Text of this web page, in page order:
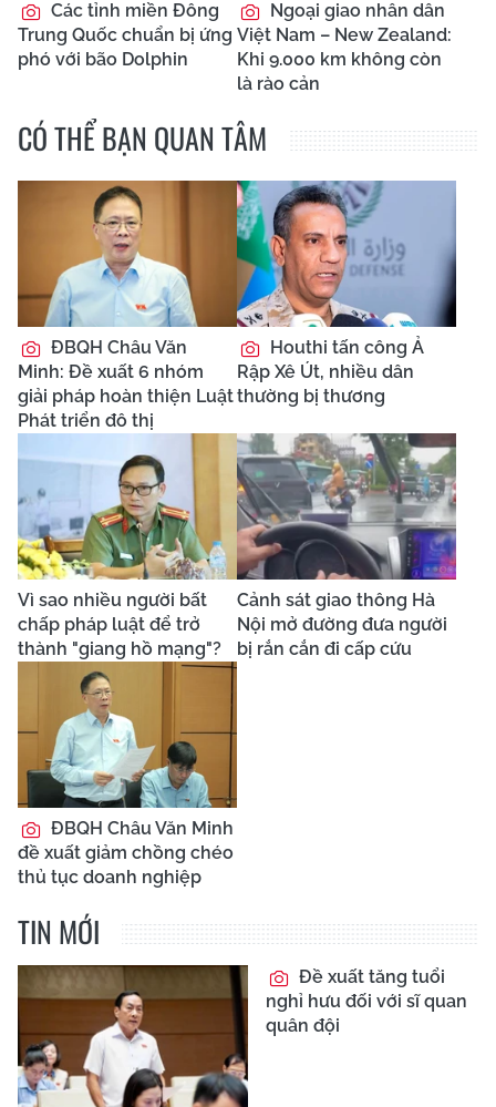
Các tỉnh miền Đông
Trung Quốc chuẩn bị ứng
phó với bão Dolphin
Ngoại giao nhân dân
Việt Nam – New Zealand:
Khi 9.000 km không còn
là rào cản
CÓ THỂ BẠN QUAN TÂM
ĐBQH Châu Văn
Minh: Đề xuất 6 nhóm
giải pháp hoàn thiện Luật
Phát triển đô thị
Houthi tấn công Ả
Rập Xê Út, nhiều dân
thường bị thương
Vì sao nhiều người bất
chấp pháp luật để trở
thành "giang hồ mạng"?
Cảnh sát giao thông Hà
Nội mở đường đưa người
bị rắn cắn đi cấp cứu
ĐBQH Châu Văn Minh
đề xuất giảm chồng chéo
thủ tục doanh nghiệp
TIN MỚI
Đề xuất tăng tuổi
nghỉ hưu đối với sĩ quan
quân đội